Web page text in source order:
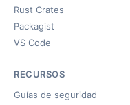
Rust Crates
Packagist
VS Code
RECURSOS
Guías de seguridad